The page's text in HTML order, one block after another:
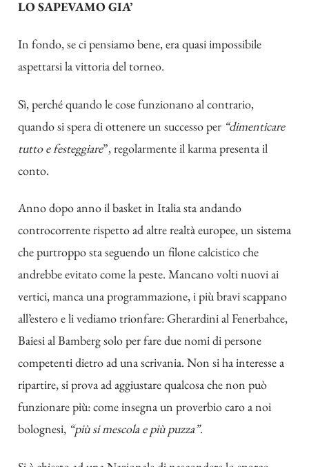
LO SAPEVAMO GIA’
In fondo, se ci pensiamo bene, era quasi impossibile
aspettarsi la vittoria del torneo.
Sì, perché quando le cose funzionano al contrario,
quando si spera di ottenere un successo per “dimenticare
tutto e festeggiare”, regolarmente il karma presenta il
conto.
Anno dopo anno il basket in Italia sta andando
controcorrente rispetto ad altre realtà europee, un sistema
che purtroppo sta seguendo un filone calcistico che
andrebbe evitato come la peste. Mancano volti nuovi ai
vertici, manca una programmazione, i più bravi scappano
all’estero e li vediamo trionfare: Gherardini al Fenerbahce,
Baiesi al Bamberg solo per fare due nomi di persone
competenti dietro ad una scrivania. Non si ha interesse a
ripartire, si prova ad aggiustare qualcosa che non può
funzionare più: come insegna un proverbio caro a noi
bolognesi, “più si mescola e più puzza”.